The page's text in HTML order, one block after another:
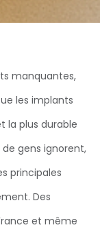
manquantes,
les implants
la plus durable
gens ignorent,
principales
Des
et même